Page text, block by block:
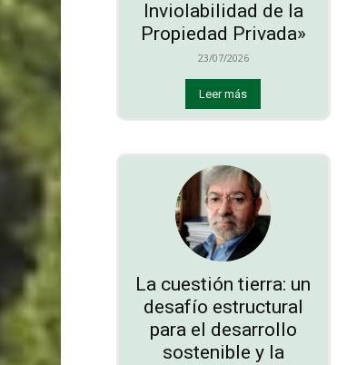
Inviolabilidad de la
Propiedad Privada»
23/07/2026
Leer más
La cuestión tierra: un
desafío estructural
para el desarrollo
sostenible y la